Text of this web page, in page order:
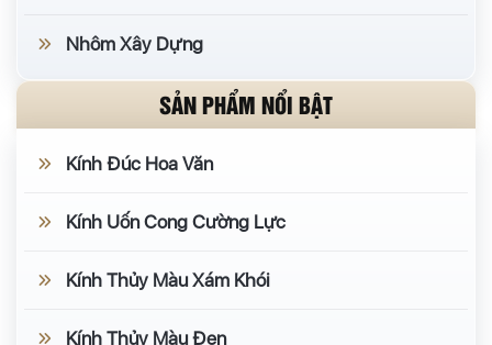
Nhôm Xây Dựng
SẢN PHẨM NỔI BẬT
Kính Đúc Hoa Văn
Kính Uốn Cong Cường Lực
Kính Thủy Màu Xám Khói
Kính Thủy Màu Đen